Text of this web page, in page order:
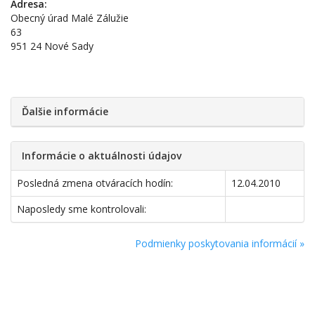
Adresa:
Obecný úrad Malé Zálužie
63
951 24 Nové Sady
Ďalšie informácie
Informácie o aktuálnosti údajov
Posledná zmena otváracích hodín:
12.04.2010
Naposledy sme kontrolovali:
Podmienky poskytovania informácií »